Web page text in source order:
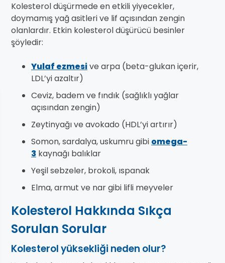
Kolesterol düşürmede en etkili yiyecekler,
doymamış yağ asitleri ve lif açısından zengin
olanlardır. Etkin kolesterol düşürücü besinler
şöyledir:
Yulaf ezmesive arpa (beta-glukan içerir,
LDL’yi azaltır)
Ceviz, badem ve fındık (sağlıklı yağlar
açısından zengin)
Zeytinyağı ve avokado (HDL’yi artırır)
Somon, sardalya, uskumru gibi omega-
3 kaynağı balıklar
Yeşil sebzeler, brokoli, ıspanak
Elma, armut ve nar gibi lifli meyveler
Kolesterol Hakkında Sıkça
Sorulan Sorular
Kolesterol yüksekliği neden olur?